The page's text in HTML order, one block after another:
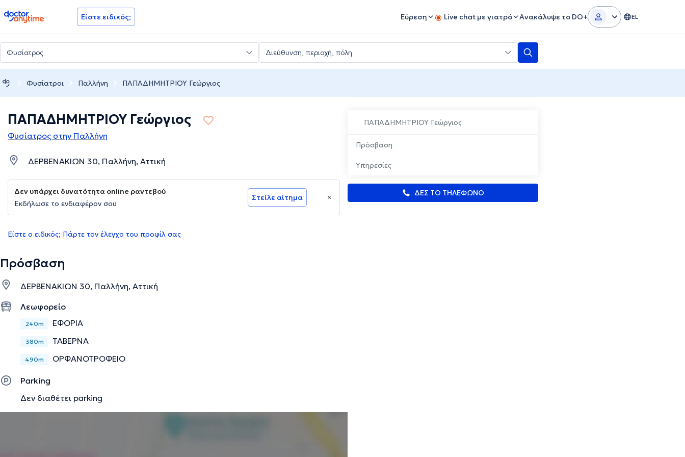
doctoranytime Είστε ειδικός; Εύρεση Live chat με γιατρό Ανακάλυψε το DO+ EL
Φυσίατροι Παλλήνη ΠΑΠΑΔΗΜΗΤΡΙΟΥ Γεώργιος
ΠΑΠΑΔΗΜΗΤΡΙΟΥ Γεώργιος
Πρόσβαση
Υπηρεσίες
ΔΕΣ ΤΟ ΤΗΛΕΦΩΝΟ
ΠΑΠΑΔΗΜΗΤΡΙΟΥ Γεώργιος
Φυσίατρος στην Παλλήνη
ΔΕΡΒΕΝΑΚΙΩΝ 30, Παλλήνη, Αττική
Δεν υπάρχει δυνατότητα online ραντεβού
Εκδήλωσε το ενδιαφέρον σου
Στείλε αίτημα
Είστε ο ειδικός; Πάρτε τον έλεγχο του προφίλ σας
Πρόσβαση
ΔΕΡΒΕΝΑΚΙΩΝ 30, Παλλήνη, Αττική
Λεωφορείο
240m ΕΦΟΡΙΑ
380m ΤΑΒΕΡΝΑ
490m ΟΡΦΑΝΟΤΡΟΦΕΙΟ
Parking
Δεν διαθέτει parking